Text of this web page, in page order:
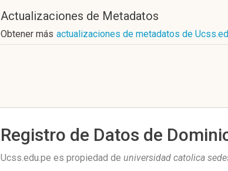
Actualizaciones de Metadatos
Obtener más actualizaciones de metadatos de
Registro de Datos de
Ucss.edu.pe es propiedad de universidad catolica